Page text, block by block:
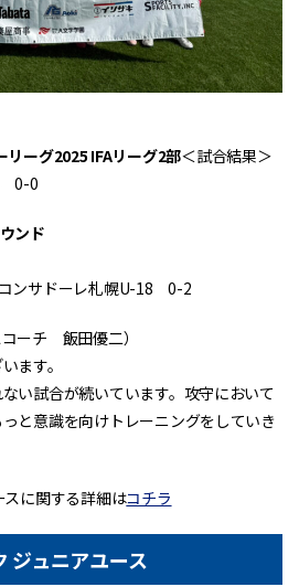
リーグ2025 IFAリーグ2部＜試合結果＞
0-0
ンド
ンサドーレ札幌U-18 0-2
ーチ 飯田優二）
ます。
い試合が続いています。攻守において
と意識を向けトレーニングをしていき
に関する詳細はコチラ
ジュニアユース